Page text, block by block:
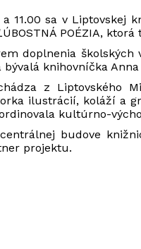
11.00 sa v Liptovskej
POÉZIA,
doplnenia školských
knihovníčka Anna
z
ilustrácií, koláží a
kultúrno-
budove
projektu.